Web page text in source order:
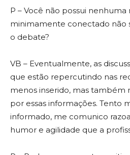
P – Você não possui nenhuma
minimamente conectado não
o debate?
VB – Eventualmente, as
que estão repercutindo nas
menos inserido, mas também
por essas informações. Tento
informado, me comunico
humor e agilidade que a